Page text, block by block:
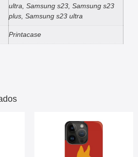
ultra, Samsung s23, Samsung s23
plus, Samsung s23 ultra
Printacase